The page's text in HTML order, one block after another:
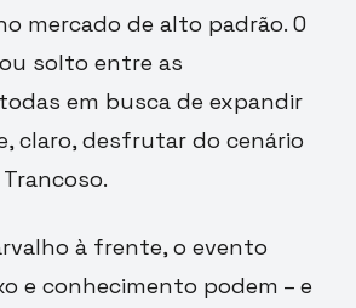
mercado de alto padrão. O
solto entre as
em busca de expandir
claro, desfrutar do cenário
à frente, o evento
e conhecimento podem – e